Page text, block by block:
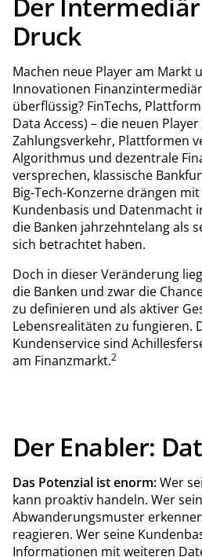
Druck
Machen neue Player am Markt
Innovationen
überflüssig? FinTechs,
Data Access) – die neuen
Zahlungsverkehr, Plattformen
Algorithmus und dezentrale
versprechen, klassische
Big-Tech-Konzerne drängen
Kundenbasis und Datenmacht
die Banken jahrzehntelang als
sich betrachtet haben.
Doch in dieser Veränderung
die Banken und zwar die
zu definieren und als aktiver
Lebensrealitäten zu fungieren.
Kundenservice sind
am Finanzmarkt.2
Der Enabler:
Das Potenzial ist enorm:Wer
kann proaktiv handeln. Wer
Abwanderungsmuster
reagieren. Wer seine
Informationen mit weiteren